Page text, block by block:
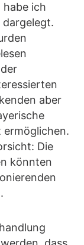
ich
dargelegt.
aber
ermöglichen.
Die
könnten